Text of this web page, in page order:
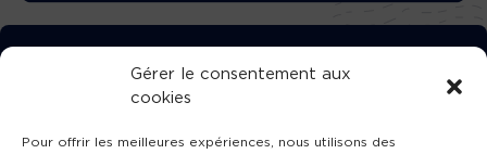
Gérer le consentement aux
cookies
Pour offrir les meilleures expériences, nous utilisons des
TÉLÉCHARGEZ GRATUITEMENT
L’APPLICATION TVBA !